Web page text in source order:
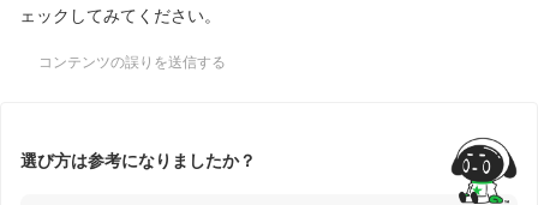
ェックしてみてください。
コンテンツの誤りを送信する
選び方は参考になりましたか？